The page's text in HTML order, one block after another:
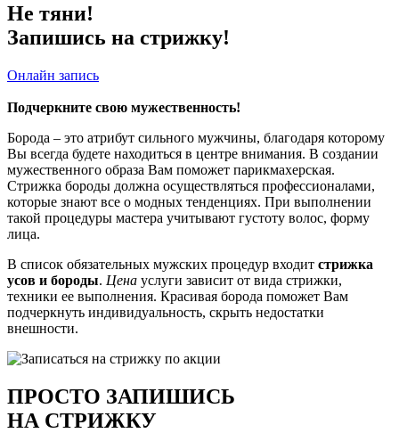
Не тяни!
Запишись на стрижку!
Онлайн запись
Подчеркните свою мужественность!
Борода – это атрибут сильного мужчины, благодаря которому
Вы всегда будете находиться в центре внимания. В создании
мужественного образа Вам поможет парикмахерская.
Стрижка бороды должна осуществляться профессионалами,
которые знают все о модных тенденциях. При выполнении
такой процедуры мастера учитывают густоту волос, форму
лица.
В список обязательных мужских процедур входит стрижка
усов и бороды. Цена услуги зависит от вида стрижки,
техники ее выполнения. Красивая борода поможет Вам
подчеркнуть индивидуальность, скрыть недостатки
внешности.
ПРОСТО ЗАПИШИСЬ
НА СТРИЖКУ